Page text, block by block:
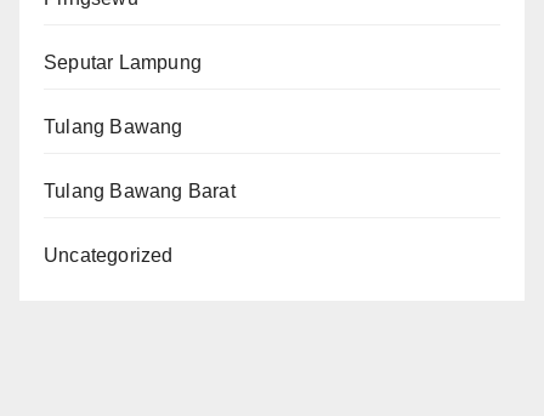
Seputar Lampung
Tulang Bawang
Tulang Bawang Barat
Uncategorized